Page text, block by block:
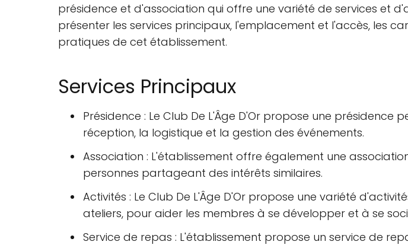
présidence et d'association qui offre une variété de services et
présenter les services principaux, l'emplacement et l'accès, les
pratiques de cet établissement.
Services Principaux
Présidence : Le Club De L'Âge D'Or propose une
réception, la logistique et la gestion des événements.
Association : L'établissement offre également une
personnes partageant des intérêts similaires.
Activités : Le Club De L'Âge D'Or propose une variété
ateliers, pour aider les membres à se développer et à se
Service de repas : L'établissement propose un service de